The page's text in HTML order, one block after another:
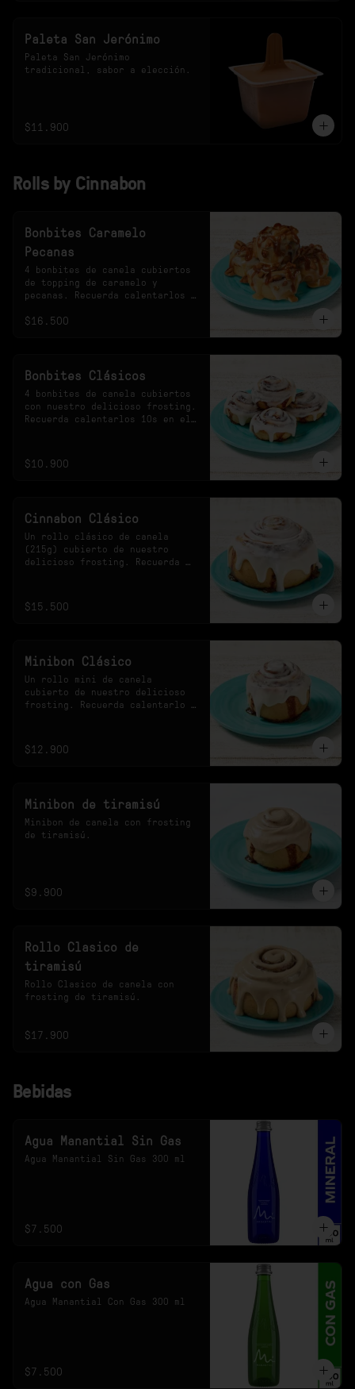
Paleta San Jerónimo
Paleta San Jerónimo
tradicional, sabor a elección.
$11.900
Rolls by Cinnabon
Bonbites Caramelo
Pecanas
4 bonbites de canela cubiertos
de topping de caramelo y
pecanas. Recuerda calentarlos
$16.500
Bonbites Clásicos
4 bonbites de canela cubiertos
con nuestro delicioso frosting.
Recuerda calentarlos 10s en el
$10.900
Cinnabon Clásico
Un rollo clásico de canela
(215g) cubierto de nuestro
delicioso frosting. Recuerda
$15.500
Minibon Clásico
Un rollo mini de canela
cubierto de nuestro delicioso
frosting. Recuerda calentarlo
$12.900
Minibon de tiramisú
Minibon de canela con frosting
de tiramisú.
$9.900
Rollo Clasico de
tiramisú
Rollo Clasico de canela con
frosting de tiramisú.
$17.900
Bebidas
Agua Manantial Sin Gas
Agua Manantial Sin Gas 300 ml
$7.500
Agua con Gas
Agua Manantial Con Gas 300 ml
$7.500